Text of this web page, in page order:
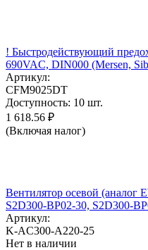
! Быстродействующий
690VAC, DIN000 (Mersen,
Артикул:
CFM9025DT
Доступность: 10 шт.
1 618.56 ₽
(Включая налог)
Вентилятор осевой (аналог
S2D300-BP02-30, S2D300-
Артикул:
K-AC300-A220-25
Нет в наличии